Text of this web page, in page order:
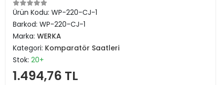
Ürün Kodu: WP-220-CJ-1
Barkod: WP-220-CJ-1
Marka: WERKA
Kategori: Komparatör Saatleri
Stok: 20+
1.494,76 TL